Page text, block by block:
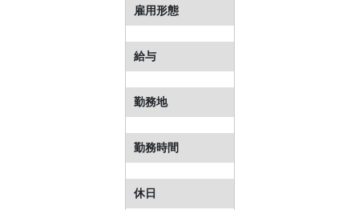
雇用形態
給与
勤務地
勤務時間
休日